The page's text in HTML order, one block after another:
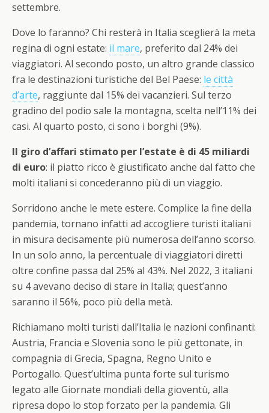
settembre.
Dove lo faranno? Chi resterà in Italia sceglierà la meta
regina di ogni estate: il mare, preferito dal 24% dei
viaggiatori. Al secondo posto, un altro grande classico
fra le destinazioni turistiche del Bel Paese: le città
d’arte, raggiunte dal 15% dei vacanzieri. Sul terzo
gradino del podio sale la montagna, scelta nell’11% dei
casi. Al quarto posto, ci sono i borghi (9%).
Il giro d’affari stimato per l’estate è di 45 miliardi
di euro: il piatto ricco è giustificato anche dal fatto che
molti italiani si concederanno più di un viaggio.
Sorridono anche le mete estere. Complice la fine della
pandemia, tornano infatti ad accogliere turisti italiani
in misura decisamente più numerosa dell’anno scorso.
In un solo anno, la percentuale di viaggiatori diretti
oltre confine passa dal 25% al 43%. Nel 2022, 3 italiani
su 4 avevano deciso di stare in Italia; quest’anno
saranno il 56%, poco più della metà.
Richiamano molti turisti dall’Italia le nazioni confinanti:
Austria, Francia e Slovenia sono le più gettonate, in
compagnia di Grecia, Spagna, Regno Unito e
Portogallo. Quest’ultima punta forte sul turismo
legato alle Giornate mondiali della gioventù, alla
ripresa dopo lo stop forzato per la pandemia. Gli